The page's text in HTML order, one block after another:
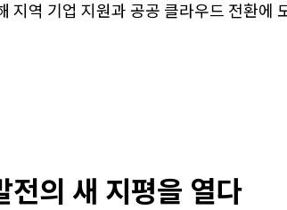
지역 기업 지원과 공공 클라우드 전환에
전의 새 지평을 열다